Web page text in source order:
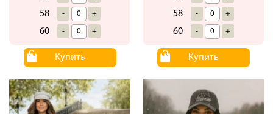
58 - +
60 - +
Купить
58 - +
60 - +
Купить